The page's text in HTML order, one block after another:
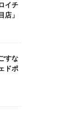
イチ
店」
すな
ドポ